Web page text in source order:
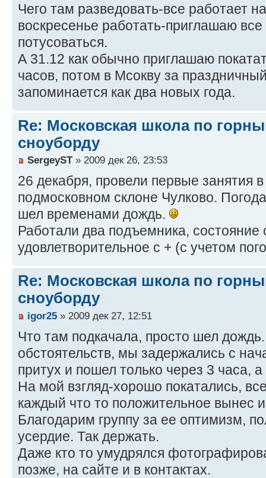
Чего там разведовать-все работает
воскресенье работать-приглашаю
потусоваться.
А 31.12 как обычно приглашаю
часов, потом в Мсокву за
запоминается как два новых года.
Re: Московская школа по
сноуборду
SergeyST» 2009 дек 26, 23:53
26 декабря, провели первые занятия
подмосковном склоне Чулково.
шел временами дождь.
Работали два подъемника, состояние
удовлетворительное с + (с учетом
Re: Московская школа по
сноуборду
igor25 » 2009 дек 27, 12:51
Что там подкачала, просто шел
обстоятельств, мы задержались с
притух и пошел только через 3 часа,
На мой взгляд-хорошо покатались,
каждый что то положительное вынес
Благодарим группу за ее оптимизм,
усердие. Так держать.
Даже кто то умудрялся
позже, на сайте и в контактах.